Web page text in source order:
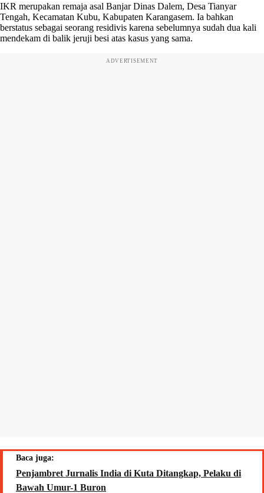
IKR merupakan remaja asal Banjar Dinas Dalem, Desa Tianyar
Tengah, Kecamatan Kubu, Kabupaten Karangasem. Ia bahkan
berstatus sebagai seorang residivis karena sebelumnya sudah dua kali
mendekam di balik jeruji besi atas kasus yang sama.
ADVERTISEMENT
Baca juga:
Penjambret Jurnalis India di Kuta Ditangkap, Pelaku di
Bawah Umur-1 Buron